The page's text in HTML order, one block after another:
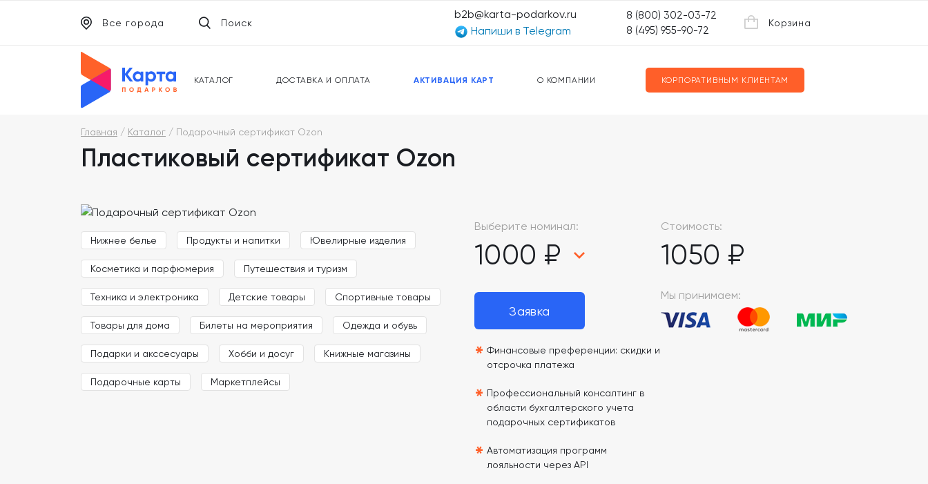
КАТАЛОГ ДОСТАВКА И ОПЛАТА АКТИВАЦИЯ КАРТ О КОМПАНИИ КОРПОРАТИВНЫМ КЛИЕНТАМ
Все города Поиск
b2b@karta-podarkov.ru
Напиши в Telegram
8 (800) 302-03-72
8 (495) 955-90-72
Корзина
ПОДАРОЧНЫЕ КАРТЫ
ПРЕДОПЛАЧЕННЫЕ КАРТЫ
Главная Каталог Подарочный сертификат Ozon
Пластиковый сертификат Ozon
Нижнее белье Продукты и напитки Ювелирные изделия
Косметика и парфюмерия Путешествия и туризм
Техника и электроника Детские товары Спортивные товары
Товары для дома Билеты на мероприятия Одежда и обувь
Подарки и акссесуары Хобби и досуг Книжные магазины
Подарочные карты Маркетплейсы
Выберите номинал:
1000 ₽
Стоимость:
1050 ₽
Заявка
* Финансовые преференции: скидки и
отсрочка платежа
* Профессиональный консалтинг в
области бухгалтерского учета
подарочных сертификатов
* Автоматизация программ
лояльности через API
Мы принимаем: